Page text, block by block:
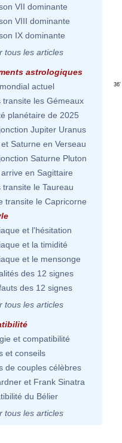
VII dominante
VIII dominante
IX dominante
tous les articles
astrologiques
actuel
transite les Gémeaux
planétaire de 2025
Jupiter Uranus
Saturne en Verseau
Saturne Pluton
en Sagittaire
transite le Taureau
transite le Capricorne
et l'hésitation
et la timidité
et le mensonge
des 12 signes
des 12 signes
tous les articles
et compatibilité
et conseils
de couples célèbres
et Frank Sinatra
du Bélier
tous les articles
36'